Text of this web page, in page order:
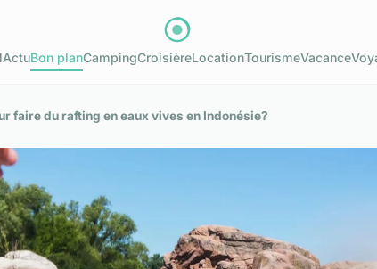
ActuBon planCampingCroisièreLocationTourismeVacance
faire du rafting en eaux vives en Indonésie?